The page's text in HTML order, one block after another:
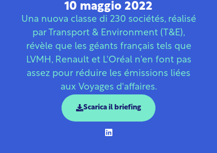
10 maggio 2022
Una nuova classe di 230 sociétés, réalisé
par Transport & Environment (T&E),
révèle que les géants français tels que
LVMH, Renault et L'Oréal n'en font pas
assez pour réduire les émissions liées
aux Voyages d'affaires.
Scarica il briefing